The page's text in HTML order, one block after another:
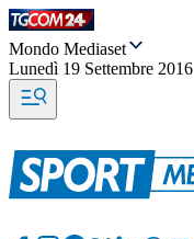
Mondo Mediaset
Lunedì 19 Settembre 2016